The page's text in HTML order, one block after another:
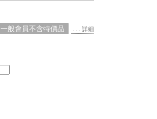
一般會員不含特價品
. . . 詳細